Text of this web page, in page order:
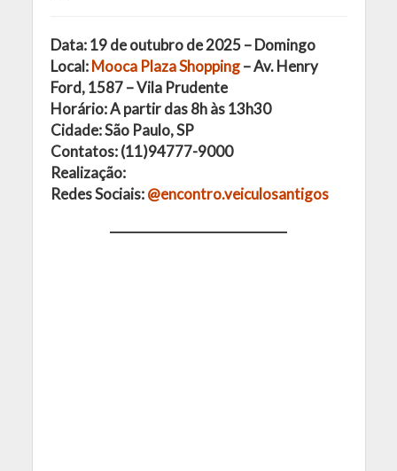
Data: 19 de outubro de 2025 – Domingo
Local:Mooca Plaza Shopping– Av. Henry
Ford, 1587 – Vila Prudente
Horário: A partir das 8h às 13h30
Cidade: São Paulo, SP
Contatos: (11)94777-9000
Realização:
Redes Sociais:@encontro.veiculosantigos